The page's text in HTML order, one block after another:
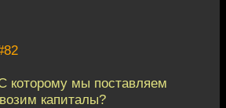
которому мы поставляем
капиталы?